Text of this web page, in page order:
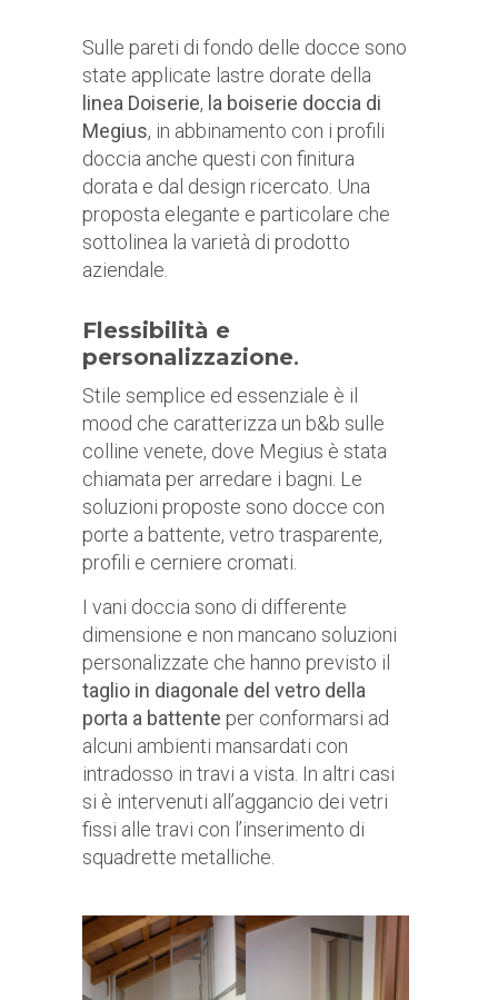
Sulle pareti di fondo delle docce sono
state applicate lastre dorate della
linea Doiserie, la boiserie doccia di
Megius, in abbinamento con i profili
doccia anche questi con finitura
dorata e dal design ricercato. Una
proposta elegante e particolare che
sottolinea la varietà di prodotto
aziendale.
Flessibilità e
personalizzazione.
Stile semplice ed essenziale è il
mood che caratterizza un b&b sulle
colline venete, dove Megius è stata
chiamata per arredare i bagni. Le
soluzioni proposte sono docce con
porte a battente, vetro trasparente,
profili e cerniere cromati.
I vani doccia sono di differente
dimensione e non mancano soluzioni
personalizzate che hanno previsto il
taglio in diagonale del vetro della
porta a battente per conformarsi ad
alcuni ambienti mansardati con
intradosso in travi a vista. In altri casi
si è intervenuti all’aggancio dei vetri
fissi alle travi con l’inserimento di
squadrette metalliche.